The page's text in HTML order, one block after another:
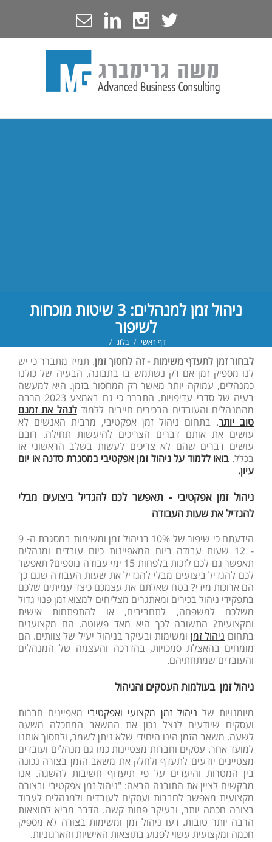
ניהול זמן למנהלים: 3 שיטות מוכחות
לשיפור
דף ראשי / בלוג /
ומשימות, סדנאות מנהלים,פיתוח מנהלים,קורס מנהליםלבחור זמן לתעדף משימות - זה לחסוך זמן. תמיד מתברר כי יש
לנו מספיק זמן אם רק נשתמש בו בתבונה. הבעיה של כולנו
כמנהלים, עמוקה יותר מאשר רק המחסור בזמן. היא למעשה
בעיה של סדרי עדיפויות. התברר כי גם באמצע 2023 הרבה
מהמנהלים והעובדים הבכירים חייבים ללמודלנהל את זמנם
טוב יותר. בתחום ניהול זמן אפקטיבי, מרבית האנשים לא
עושים את אותם דברים הצריכים להיעשות תחילה. רובם
עושים דברים שהם לא צריכים לעשות בשלב הראשוני או
בכלל. בואו ללמוד על ניהול זמן אפקטיבי במסגרת סדנה או יום
עיון.
ניהול זמן אפקטיבי - תאפשר לכם להגדיל ביצועים מבלי
להגדיל את שעות העבודה
הידעתם כי שיפור של 10% בניהול זמן ומשימות במסגרת ה- 9
- 12 שעות עבודה ביום המאפיינות כיום עובדים ומנהלים
תאפשר גם לכם לזכות בלפחות 15 ימי עבודה נוספים? תאפשר
לכם להגדיל ביצועים מבלי להגדיל את שעות העבודה שגם כך
הם ארוכות מידי? בטח שאלתם את עצמכם כיצד עמיתים שלכם
בתפקידי ניהול בכירים ומאתגרים מצליחים למצוא זמן פנוי גדול
משלכם למשפחה, לתחביבים, או להתפתחות אישית
ומקצועית? התשובה לכך היא מאד פשוטה. הם מקצוענים
בתחום ניהול זמן ומשימות ובעיקר בניהול יעיל של צוותים. הם
מומחים בהאצלת סמכויות, בהדרכה והעצמה של המנהלים
והעובדים שמתחתיהם.
ניהול זמן בעולמות העסקים והניהול
מיומנויות של ניהול זמן מקצועי ואפקטיבי מאפיינים חברות
ועסקים שיודעים לנצל נכון את המשאב המתכלה משעה
לשעה. משאב הזמן הינו היחידי שלא ניתן לשמר, ולחסוך אותנו
למועד אחר. עסקים וחברות מצטיינות כמו גם מנהלים ועובדים
מצטיינים יודעים לתעדף ולחלק את משאב הזמן בצורה נכונה
בין המטרות והיעדים על פי תיעדוף חשיבות להשגה. אנו
מבקשים לציין את התובנה הבאה: "ניהול זמן אפקטיבי ובצורה
מקצועית מאפשר לחברות ועסקים לעובדים ולמנהלים לעבוד
בצורה חכמה יותר, ובעיקר פחות קשה. הדבר מביא לתוצאות
הרבה יותר טובות. דעו ניהול זמן ומשימות בצורה לא מספיק
חכמה ומקצועית עשוי לפגוע בתוצאות האישיות והארגוניות.